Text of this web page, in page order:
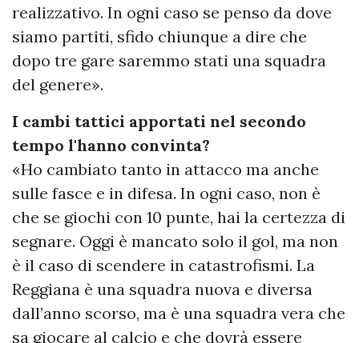
realizzativo. In ogni caso se penso da dove
siamo partiti, sfido chiunque a dire che
dopo tre gare saremmo stati una squadra
del genere».
I cambi tattici apportati nel secondo
tempo l'hanno convinta?
«Ho cambiato tanto in attacco ma anche
sulle fasce e in difesa. In ogni caso, non è
che se giochi con 10 punte, hai la certezza di
segnare. Oggi è mancato solo il gol, ma non
è il caso di scendere in catastrofismi. La
Reggiana è una squadra nuova e diversa
dall’anno scorso, ma è una squadra vera che
sa giocare al calcio e che dovrà essere